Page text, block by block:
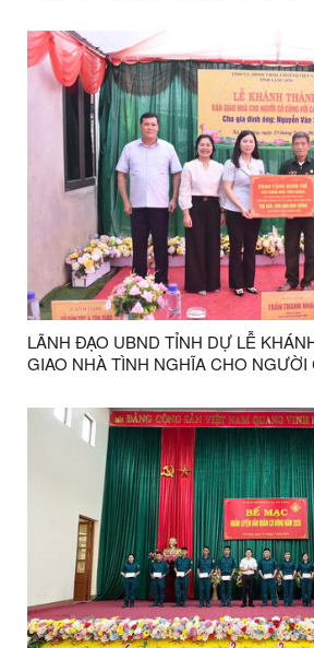
LÃNH ĐẠO UBND TỈNH DỰ LỄ
GIAO NHÀ TÌNH NGHĨA CHO NGƯỜI